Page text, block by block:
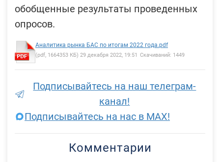
обобщенные результаты проведенных
опросов.
Аналитика рынка БАС по итогам 2022 года.pdf
(pdf, 1664353 КБ) 29 декабря 2022, 19:51 Скачиваний: 1449
Подписывайтесь на наш телеграм-
канал!
Подписывайтесь на нас в MAX!
Комментарии